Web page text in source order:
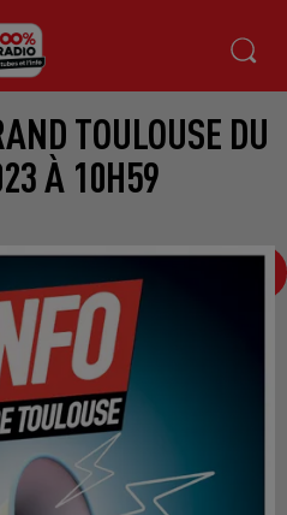
TOULOUSE DU
À 10H59